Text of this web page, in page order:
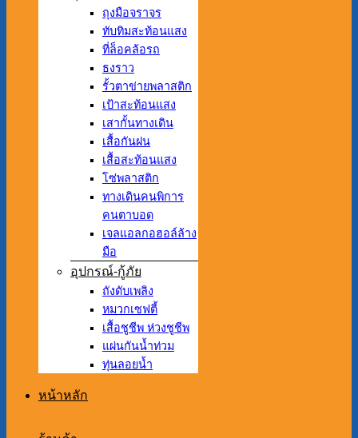
ถุงมือจราจร
ทับทิมสะท้อนแสง
ที่ล็อคล้อรถ
ธงราว
รั้วตาข่ายพลาสติก
เป้าสะท้อนแสง
เสากั้นทางเดิน
เสื้อกันฝน
เสื้อสะท้อนแสง
โซ่พลาสติก
ทางเดินคนพิการ
คนตาบอด
เจลแอลกอฮอล์ล้าง
มือ
อุปกรณ์-กู้ภัย
ถังดับเพลิง
หมวกเซฟตี้
เสื้อชูชีพ ห่วงชูชีพ
แผ่นกันน้ำท่วม
ทุ่นลอยน้ำ
หน้าหลัก